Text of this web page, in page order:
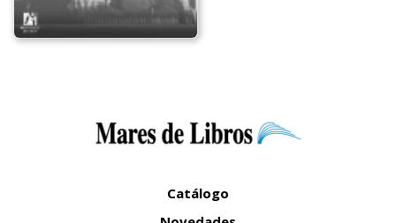
Catálogo